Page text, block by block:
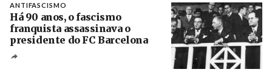
ANTIFASCISMO
Há 90 anos, o fascismo
franquista assassinava o
presidente do FC Barcelona